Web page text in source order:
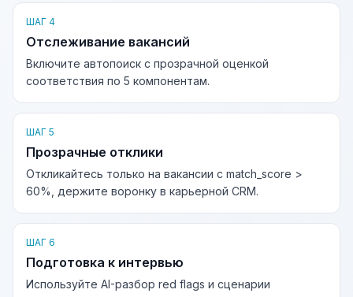
ШАГ 4
Отслеживание вакансий
Включите автопоиск с прозрачной оценкой
соответствия по 5 компонентам.
ШАГ 5
Прозрачные отклики
Откликайтесь только на вакансии с match_score >
60%, держите воронку в карьерной CRM.
ШАГ 6
Подготовка к интервью
Используйте AI-разбор red flags и сценарии